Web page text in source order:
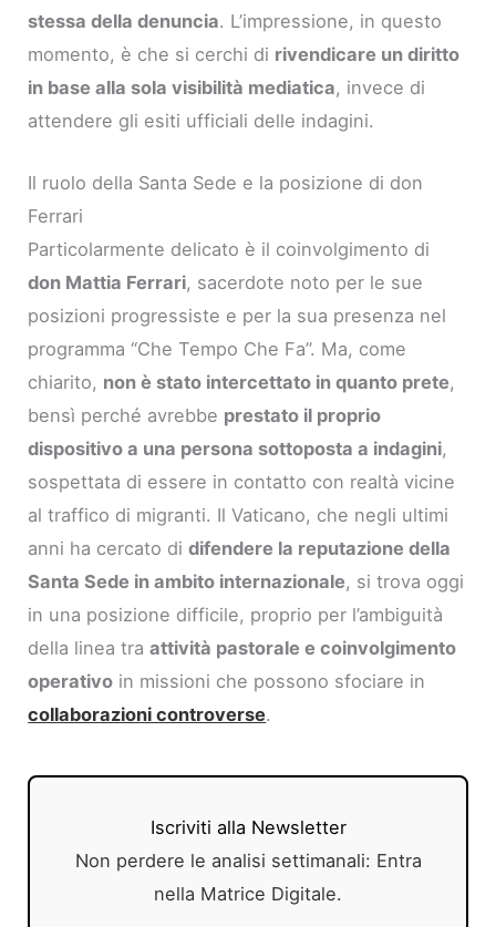
stessa della denuncia. L’impressione, in questo
momento, è che si cerchi di rivendicare un diritto
in base alla sola visibilità mediatica, invece di
attendere gli esiti ufficiali delle indagini.
Il ruolo della Santa Sede e la posizione di don
Ferrari
Particolarmente delicato è il coinvolgimento di
don Mattia Ferrari, sacerdote noto per le sue
posizioni progressiste e per la sua presenza nel
programma “Che Tempo Che Fa”. Ma, come
chiarito, non è stato intercettato in quanto prete,
bensì perché avrebbe prestato il proprio
dispositivo a una persona sottoposta a indagini,
sospettata di essere in contatto con realtà vicine
al traffico di migranti. Il Vaticano, che negli ultimi
anni ha cercato didifendere la reputazione della
Santa Sede in ambito internazionale, si trova oggi
in una posizione difficile, proprio per l’ambiguità
della linea traattività pastorale e coinvolgimento
operativo in missioni che possono sfociare in
collaborazioni controverse.
Iscriviti alla Newsletter
Non perdere le analisi settimanali: Entra
nella Matrice Digitale.